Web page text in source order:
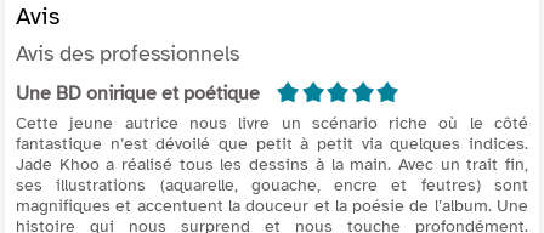
Avis
Avis des professionnels
Une BD onirique et poétique 5/5
Cette jeune autrice nous livre un scénario riche où le côté
fantastique n’est dévoilé que petit à petit via quelques indices.
Jade Khoo a réalisé tous les dessins à la main. Avec un trait fin,
ses illustrations (aquarelle, gouache, encre et feutres) sont
magnifiques et accentuent la douceur et la poésie de l’album. Une
histoire qui nous surprend et nous touche profondément.